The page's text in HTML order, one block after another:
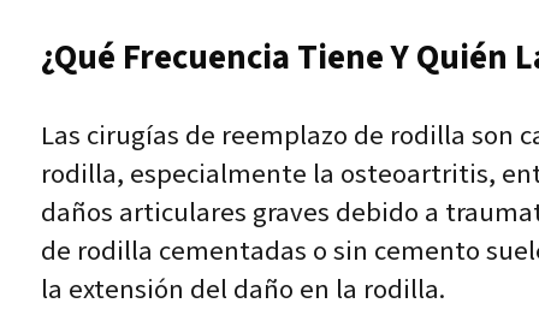
¿Qué Frecuencia Tiene Y Quién
Las cirugías de reemplazo de rodilla son
rodilla, especialmente la osteoartritis,
daños articulares graves debido a
de rodilla cementadas o sin cemento
la extensión del daño en la rodilla.